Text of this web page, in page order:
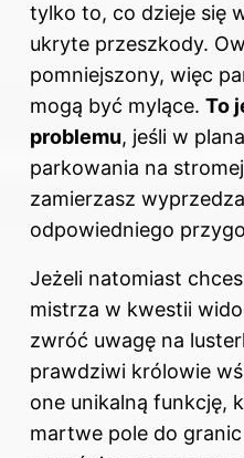
tylko to, co dzieje się
ukryte przeszkody.
pomniejszony, więc
mogą być mylące. To
problemu, jeśli w
parkowania na
zamierzasz
odpowiedniego
Jeżeli natomiast
mistrza w kwestii
zwróć uwagę na
prawdziwi królowie
one unikalną funkcję,
martwe pole do